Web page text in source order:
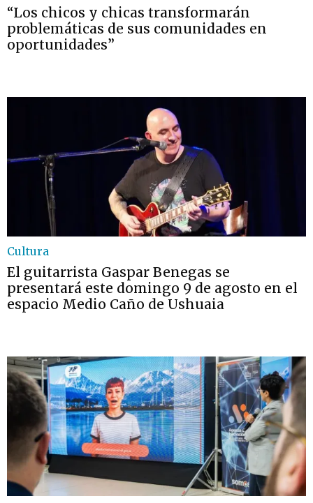
“Los chicos y chicas transformarán
problemáticas de sus comunidades en
oportunidades”
Cultura
El guitarrista Gaspar Benegas se
presentará este domingo 9 de agosto en el
espacio Medio Caño de Ushuaia